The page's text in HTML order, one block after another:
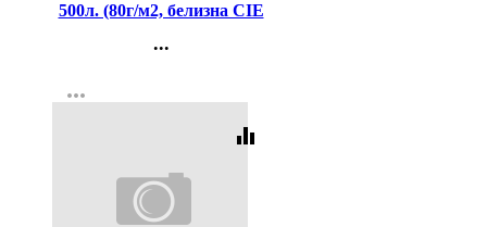
500л. (80г/м2, белизна CIE
(Ст.5)
...
Регистрация
more_horiz
equalizer